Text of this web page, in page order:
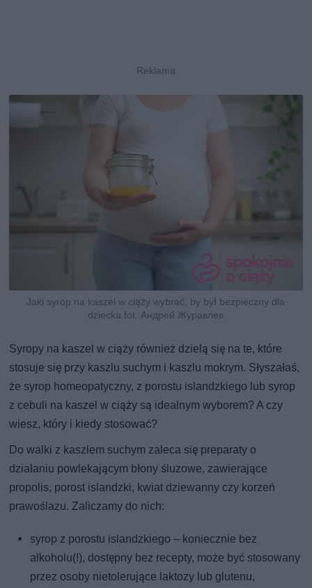
Jaki syrop na kaszel w ciąży wybrać, by był bezpieczny dla
dziecka fot. Андрей Журавлев
Syropy na kaszel w ciąży również dzielą się na te, które
stosuje się przy kaszlu suchym i kaszlu mokrym. Słyszałaś,
że syrop homeopatyczny, z porostu islandzkiego lub syrop
z cebuli na kaszel w ciąży są idealnym wyborem? A czy
wiesz, który i kiedy stosować?
Do walki z kaszlem suchym zaleca się preparaty o
działaniu powlekającym błony śluzowe, zawierające
propolis, porost islandzki, kwiat dziewanny czy korzeń
prawoślazu. Zaliczamy do nich:
syrop z porostu islandzkiego – koniecznie bez
alkoholu(!), dostępny bez recepty, może być stosowany
przez osoby nietolerujące laktozy lub glutenu,